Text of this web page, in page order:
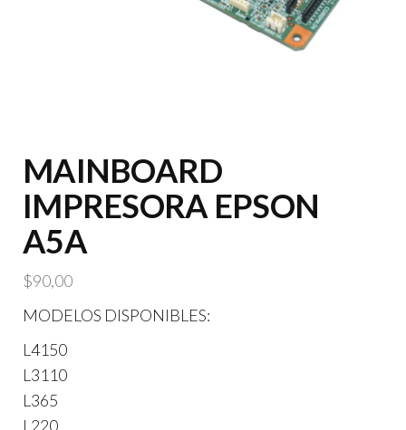
MAINBOARD
IMPRESORA EPSON
A5A
$90,00
MODELOS DISPONIBLES:
L4150
L3110
L365
L220